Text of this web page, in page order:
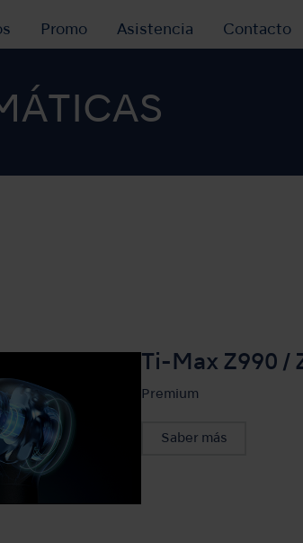
Promo Asistencia Contacto
Ti-Max Z990 /
Premium
Saber más